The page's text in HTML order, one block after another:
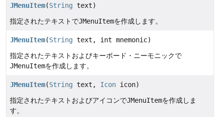
JMenuItem(String text)
指定されたテキストでJMenuItemを作成します。
JMenuItem(String text, int mnemonic)
指定されたテキストおよびキーボード・ニーモニックで
JMenuItemを作成します。
JMenuItem(String text, Icon icon)
指定されたテキストおよびアイコンでJMenuItemを作成しま
す。